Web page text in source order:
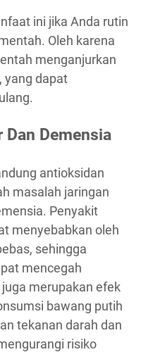
ini jika Anda rutin
Oleh karena
menganjurkan
yang dapat
Demensia
antioksidan
masalah jaringan
Penyakit
menyebabkan oleh
sehingga
mencegah
merupakan efek
bawang putih
tekanan darah dan
risiko